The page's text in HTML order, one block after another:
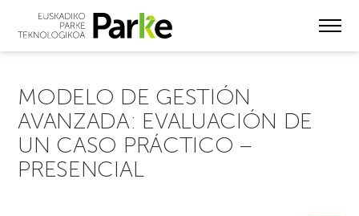
MODELO DE GESTIÓN
AVANZADA: EVALUACIÓN DE
UN CASO PRÁCTICO –
PRESENCIAL